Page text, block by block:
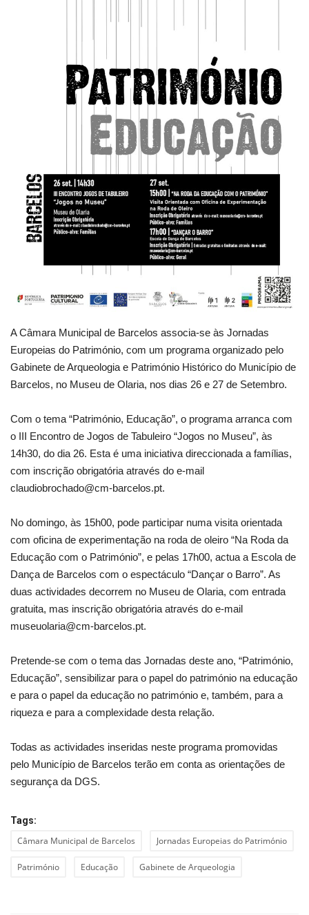
Ficha técnica
Ambiente
A Câmara Municipal de Barcelos associa-se às Jornadas
Europeias do Património, com um programa organizado pelo
Gabinete de Arqueologia e Património Histórico do Município de
Barcelos, no Museu de Olaria, nos dias 26 e 27 de Setembro.
Com o tema “Património, Educação”, o programa arranca com
o III Encontro de Jogos de Tabuleiro “Jogos no Museu”, às
14h30, do dia 26. Esta é uma iniciativa direccionada a famílias,
com inscrição obrigatória através do e-mail
claudiobrochado@cm-barcelos.pt.
No domingo, às 15h00, pode participar numa visita orientada
com oficina de experimentação na roda de oleiro “Na Roda da
Educação com o Património”, e pelas 17h00, actua a Escola de
Dança de Barcelos com o espectáculo “Dançar o Barro”. As
duas actividades decorrem no Museu de Olaria, com entrada
gratuita, mas inscrição obrigatória através do e-mail
museuolaria@cm-barcelos.pt.
Pretende-se com o tema das Jornadas deste ano, “Património,
Educação”, sensibilizar para o papel do património na educação
e para o papel da educação no património e, também, para a
riqueza e para a complexidade desta relação.
Todas as actividades inseridas neste programa promovidas
pelo Município de Barcelos terão em conta as orientações de
segurança da DGS.
Tags:
Câmara Municipal de Barcelos Jornadas Europeias do Património
Património Educação Gabinete de Arqueologia